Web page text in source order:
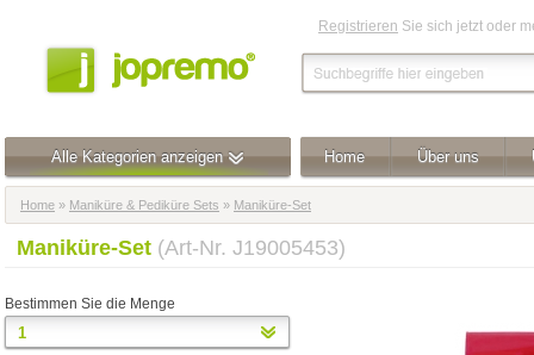
Registrieren Sie sich jetzt oder
Alle Kategorien anzeigen Home Über uns
Home » Maniküre & Pediküre Sets » Maniküre-Set
Maniküre-Set (Art-Nr. J19005453)
Bestimmen Sie die Menge